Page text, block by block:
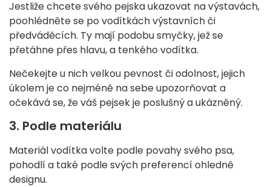
Jestliže chcete svého pejska ukazovat na výstavách,
poohlédněte se po vodítkách výstavních či
předváděcích. Ty mají podobu smyčky, jež se
přetáhne přes hlavu, a tenkého vodítka.
Nečekejte u nich velkou pevnost či odolnost, jejich
úkolem je co nejméně na sebe upozorňovat a
očekává se, že váš pejsek je poslušný a ukázněný.
3. Podle materiálu
Materiál vodítka volte podle povahy svého psa,
pohodlí a také podle svých preferencí ohledně
designu.